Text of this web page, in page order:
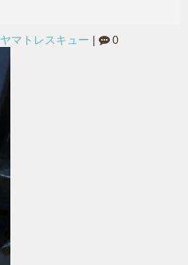
ヤマトレスキュー 0